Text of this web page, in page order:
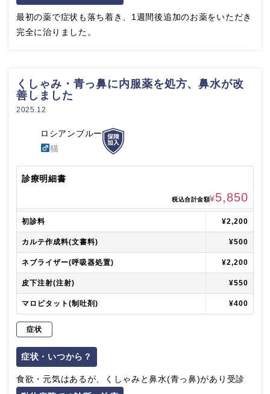
最初の薬で症状も落ち着き、1週間後追加のお薬をいただき
完全に治りました。
くしゃみ・青っ鼻に内服薬を処方、鼻水が改
善しました
2025.12
ロシアンブルー
猫
診療明細書
税込合計金額¥5,850
初診料 ¥2,200
カルテ作成料(文書料) ¥500
ネブライザー(呼吸器処置) ¥2,200
皮下注射(注射) ¥550
マロピタット(制吐剤) ¥400
症状
症状・いつから？
食欲・元気はあるが、くしゃみと鼻水(青っ鼻)があり受診